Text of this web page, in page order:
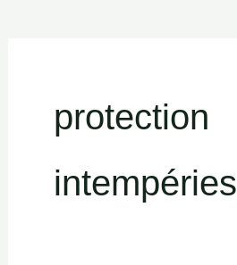
protection
intempéries